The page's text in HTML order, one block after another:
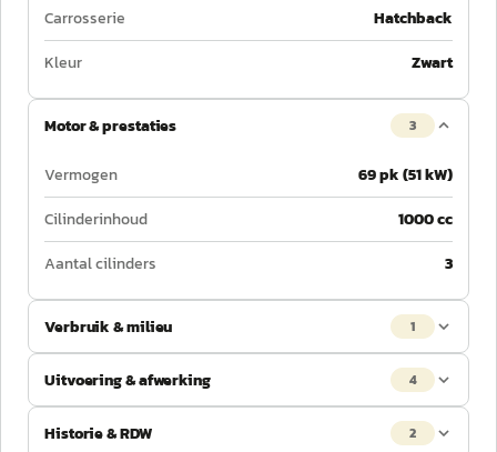
Carrosserie
Hatchback
Kleur
Zwart
Motor & prestaties 3
Vermogen
69 pk (51 kW)
Cilinderinhoud
1000 cc
Aantal cilinders
3
Verbruik & milieu 1
Uitvoering & afwerking 4
Historie & RDW 2